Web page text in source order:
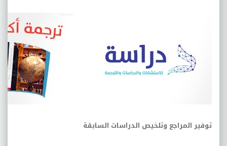
توفير المراجع وتلخيص الدراسات السابقة